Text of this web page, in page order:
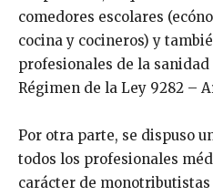
comedores escolares
cocina y cocineros) y
profesionales de la
Régimen de la Ley 9282 –
Por otra parte, se dispuso
todos los profesionales
carácter de